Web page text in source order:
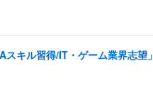
キル習得/IT・ゲーム業界志望」